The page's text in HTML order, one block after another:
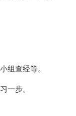
组查经等。
一步。